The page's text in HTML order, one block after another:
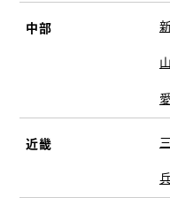
中部
近畿
を南下、約5分♪ 中古